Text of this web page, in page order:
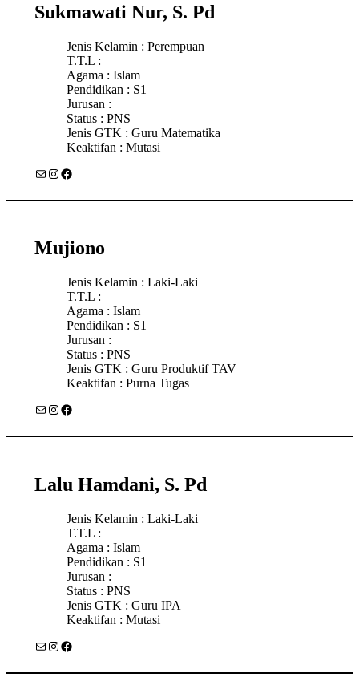
Sukmawati Nur, S. Pd
Jenis Kelamin : Perempuan
T.T.L :
Agama : Islam
Pendidikan : S1
Jurusan :
Status : PNS
Jenis GTK : Guru Matematika
Keaktifan : Mutasi
Mail
Instagram Facebook
Mujiono
Jenis Kelamin : Laki-Laki
T.T.L :
Agama : Islam
Pendidikan : S1
Jurusan :
Status : PNS
Jenis GTK : Guru Produktif TAV
Keaktifan : Purna Tugas
Mail
Instagram Facebook
Lalu Hamdani, S. Pd
Jenis Kelamin : Laki-Laki
T.T.L :
Agama : Islam
Pendidikan : S1
Jurusan :
Status : PNS
Jenis GTK : Guru IPA
Keaktifan : Mutasi
Mail
Instagram Facebook